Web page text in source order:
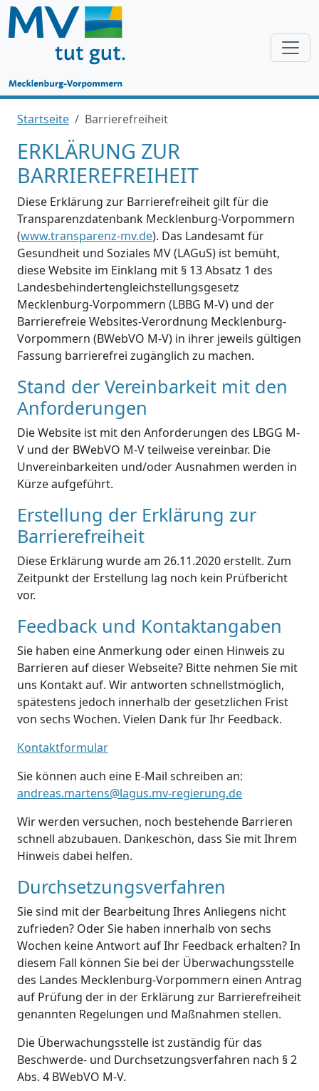
Startseite Barrierefreiheit
ERKLÄRUNG ZUR
BARRIEREFREIHEIT
Diese Erklärung zur Barrierefreiheit gilt für die
Transparenzdatenbank Mecklenburg-Vorpommern
(www.transparenz-mv.de). Das Landesamt für
Gesundheit und Soziales MV (LAGuS) ist bemüht,
diese Website im Einklang mit § 13 Absatz 1 des
Landesbehindertengleichstellungsgesetz
Mecklenburg-Vorpommern (LBBG M-V) und der
Barrierefreie Websites-Verordnung Mecklenburg-
Vorpommern (BWebVO M-V) in ihrer jeweils gültigen
Fassung barrierefrei zugänglich zu machen.
Stand der Vereinbarkeit mit den
Anforderungen
Die Website ist mit den Anforderungen des LBGG M-
V und der BWebVO M-V teilweise vereinbar. Die
Unvereinbarkeiten und/oder Ausnahmen werden in
Kürze aufgeführt.
Erstellung der Erklärung zur
Barrierefreiheit
Diese Erklärung wurde am 26.11.2020 erstellt. Zum
Zeitpunkt der Erstellung lag noch kein Prüfbericht
vor.
Feedback und Kontaktangaben
Sie haben eine Anmerkung oder einen Hinweis zu
Barrieren auf dieser Webseite? Bitte nehmen Sie mit
uns Kontakt auf. Wir antworten schnellstmöglich,
spätestens jedoch innerhalb der gesetzlichen Frist
von sechs Wochen. Vielen Dank für Ihr Feedback.
Kontaktformular
Sie können auch eine E-Mail schreiben an:
andreas.martens@lagus.mv-regierung.de
Wir werden versuchen, noch bestehende Barrieren
schnell abzubauen. Dankeschön, dass Sie mit Ihrem
Hinweis dabei helfen.
Durchsetzungsverfahren
Sie sind mit der Bearbeitung Ihres Anliegens nicht
zufrieden? Oder Sie haben innerhalb von sechs
Wochen keine Antwort auf Ihr Feedback erhalten? In
diesem Fall können Sie bei der Überwachungsstelle
des Landes Mecklenburg-Vorpommern einen Antrag
auf Prüfung der in der Erklärung zur Barrierefreiheit
genannten Regelungen und Maßnahmen stellen.
Die Überwachungsstelle ist zuständig für das
Beschwerde- und Durchsetzungsverfahren nach § 2
Abs. 4 BWebVO M-V.